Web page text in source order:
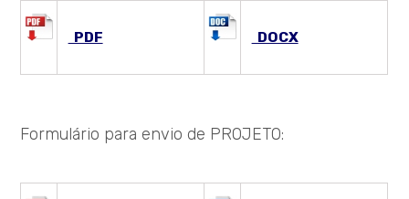
PDF DOCX
Formulário para envio de PROJETO: